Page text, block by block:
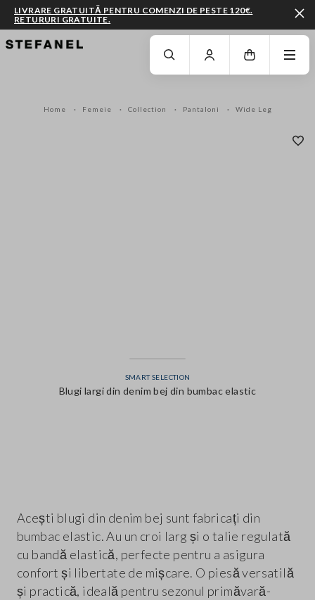
MERGI LA CONȚINUTUL PRINCIPALDERULEAZĂ ÎN JOS
LIVRARE GRATUITĂ PENTRU COMENZI DE PESTE 120€.
RETURURI GRATUITE.
Home Femeie Collection Pantaloni Wide Leg
SMART SELECTION
Blugi largi din denim bej din bumbac elastic
Acești blugi din denim bej sunt fabricați din
bumbac elastic. Au un croi larg și o talie regulată
cu bandă elastică, perfecte pentru a asigura
confort și libertate de mișcare. O piesă versatilă
și practică, ideală pentru sezonul primăvară-